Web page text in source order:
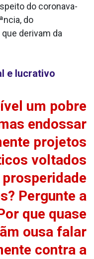
do coronava­
do
derivam da
e lucrativo
um pobre
endossar
projetos
voltados
Pergunte a
que quase
ousa falar
contra a